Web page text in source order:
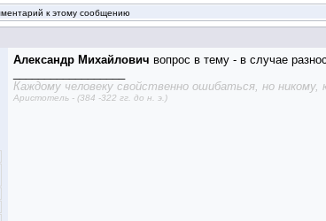
к этому сообщению
Александр Михайлович вопрос в тему - в случае
Каждому человеку свойственно ошибаться, но
Аристотель - (384 -322 гг. до н. э.)